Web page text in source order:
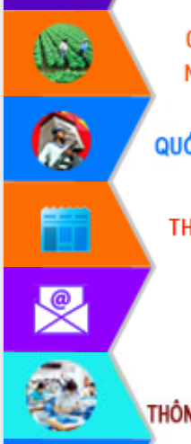
Đắk Lắk: Tôn vinh 46 giải pháp tại Hội
thi Sáng tạo Kỹ thuật 2024 - 2025
Đắk Lắk rà soát, điều chỉnh Đề án 190
về phát triển nuôi trồng thủy sản
Phó Chủ tịch UBND tỉnh Đắk Lắk
Trương Công Thái kiểm tra thực địa
Dự án cao tốc Khánh Hòa - Buôn Ma
Thuột
Định vị cà phê Việt Nam như một “di
sản sống” trong dòng chảy toàn cầu
Xây dựng nông thôn mới: Nâng cao đời
sống người dân từ những mô hình thiết
Quyết liệt tháo gỡ vướng mắc, đẩy
nhanh tiến độ các dự án trọng điểm
trong Khu kinh tế Nam Phú Yên
Hòn Yến phát triển du lịch gắn với bảo
Lấy ý kiến điều chỉnh Quy hoạch tỉnh
Đắk Lắk thời kỳ 2021-2030, tầm nhìn
đến năm 2050
Phát động chiến dịch 30 ngày đêm